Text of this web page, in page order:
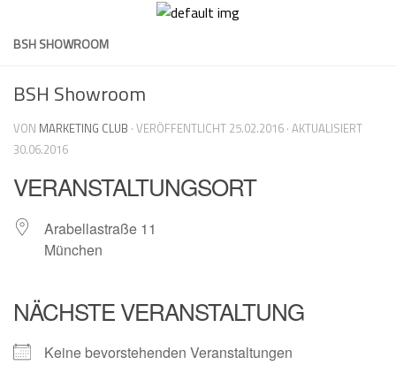
content
BSH SHOWROOM
BSH Showroom
VON MARKETING CLUB · VERÖFFENTLICHT 25.02.2016 · AKTUALISIERT
30.06.2016
VERANSTALTUNGSORT
Arabellastraße 11
München
NÄCHSTE VERANSTALTUNG
Keine bevorstehenden Veranstaltungen